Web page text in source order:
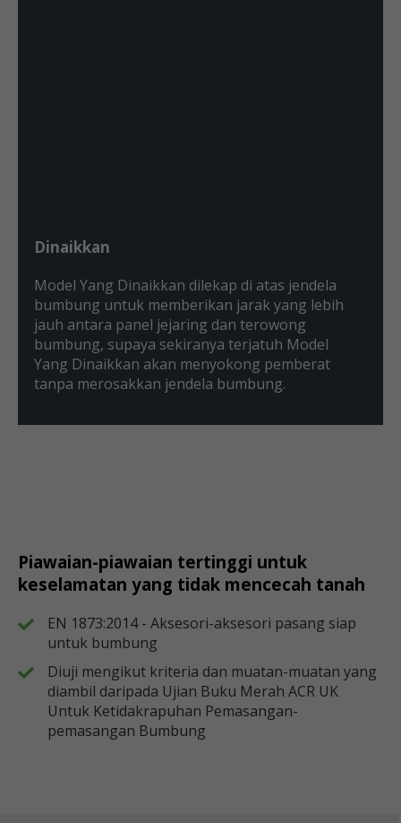
Dinaikkan
Model Yang Dinaikkan dilekap di atas jendela
bumbung untuk memberikan jarak yang lebih
jauh antara panel jejaring dan terowong
bumbung, supaya sekiranya terjatuh Model
Yang Dinaikkan akan menyokong pemberat
tanpa merosakkan jendela bumbung.
Piawaian-piawaian tertinggi untuk
keselamatan yang tidak mencecah tanah
EN 1873:2014 - Aksesori-aksesori pasang siap
untuk bumbung
Diuji mengikut kriteria dan muatan-muatan yang
diambil daripada Ujian Buku Merah ACR UK
Untuk Ketidakrapuhan Pemasangan-
pemasangan Bumbung